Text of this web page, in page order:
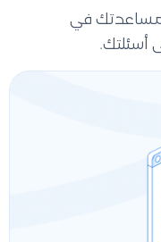
في
أسئلتك.